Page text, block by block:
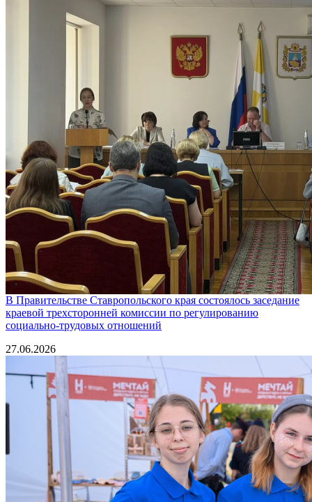
В Правительстве Ставропольского края состоялось заседание
краевой трехсторонней комиссии по регулированию
социально-трудовых отношений
27.06.2026